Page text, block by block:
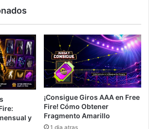
y
¡Consigue Giros AAA en Free
Fire! Cómo Obtener
Fragmento Amarillo
1 dia atras